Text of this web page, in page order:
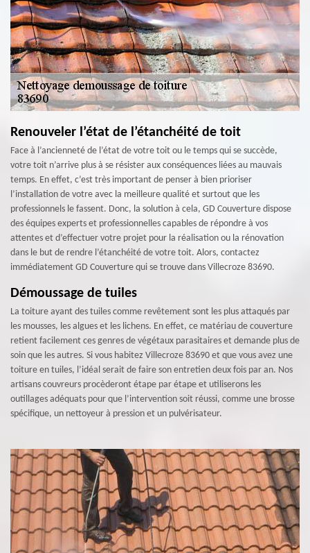
Renouveler l’état de l’étanchéité de toit
Face à l’ancienneté de l’état de votre toit ou le temps qui se succède,
votre toit n’arrive plus à se résister aux conséquences liées au mauvais
temps. En effet, c’est très important de penser à bien prioriser
l’installation de votre avec la meilleure qualité et surtout que les
professionnels le fassent. Donc, la solution à cela, GD Couverture dispose
des équipes experts et professionnelles capables de répondre à vos
attentes et d’effectuer votre projet pour la réalisation ou la rénovation
dans le but de rendre l’étanchéité de votre toit. Alors, contactez
immédiatement GD Couverture qui se trouve dans Villecroze 83690.
Démoussage de tuiles
La toiture ayant des tuiles comme revêtement sont les plus attaqués par
les mousses, les algues et les lichens. En effet, ce matériau de couverture
retient facilement ces genres de végétaux parasitaires et demande plus de
soin que les autres. Si vous habitez Villecroze 83690 et que vous avez une
toiture en tuiles, l’idéal serait de faire son entretien deux fois par an. Nos
artisans couvreurs procèderont étape par étape et utiliserons les
outillages adéquats pour que l’intervention soit réussi, comme une brosse
spécifique, un nettoyeur à pression et un pulvérisateur.